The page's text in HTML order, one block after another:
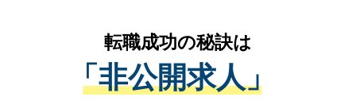
は、個人情報の取り扱いについての厳密な
管理基準を満たした事業者のみに付与され
る、プライバシーマークを取得済みです。
かがいして、現在の医療機関の状況や紹介
経験をまじえながら、適切なアドバイスを
させていただきます。すぐにご転職をされ
ない方には、長期的なサポートが可能です
転職成功の秘訣は
「非公開求人」